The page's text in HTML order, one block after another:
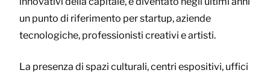
un punto di riferimento per startup, aziende
tecnologiche, professionisti creativi e artisti.
La presenza di spazi culturali, centri espositivi, uffici